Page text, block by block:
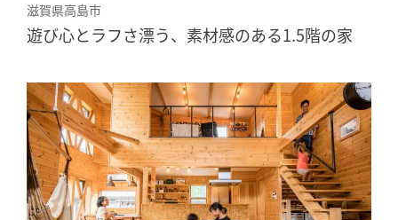
滋賀県高島市
遊び心とラフさ漂う、素材感のある1.5階の家